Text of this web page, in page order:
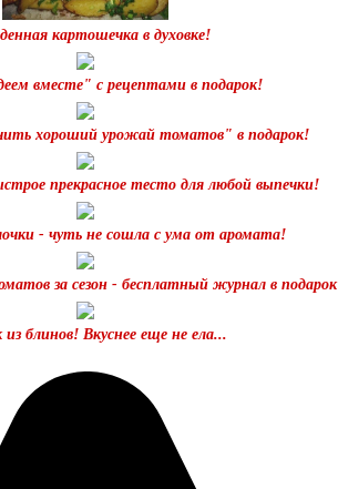
картошечка в духовке!
вместе" с рецептами в подарок!
хороший урожай томатов" в подарок!
прекрасное тесто для любой выпечки!
- чуть не сошла с ума от аромата!
за сезон - бесплатный журнал в подарок
блинов! Вкуснее еще не ела...